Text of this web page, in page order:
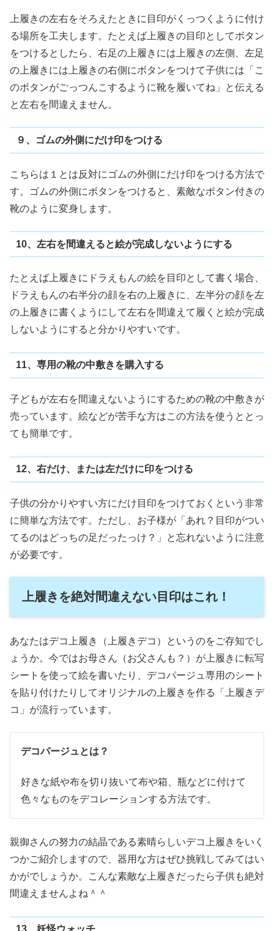
上履きの左右をそろえたときに目印がくっつくように付け
る場所を工夫します。たとえば上履きの目印としてボタン
をつけるとしたら、右足の上履きには上履きの左側、左足
の上履きには上履きの右側にボタンをつけて子供には「こ
のボタンがごっつんこするように靴を履いてね」と伝える
と左右を間違えません。
９、ゴムの外側にだけ印をつける
こちらは１とは反対にゴムの外側にだけ印をつける方法で
す。ゴムの外側にボタンをつけると、素敵なボタン付きの
靴のように変身します。
10、左右を間違えると絵が完成しないようにする
たとえば上履きにドラえもんの絵を目印として書く場合、
ドラえもんの右半分の顔を右の上履きに、左半分の顔を左
の上履きに書くようにして左右を間違えて履くと絵が完成
しないようにすると分かりやすいです。
11、専用の靴の中敷きを購入する
子どもが左右を間違えないようにするための靴の中敷きが
売っています。絵などが苦手な方はこの方法を使うととっ
ても簡単です。
12、右だけ、または左だけに印をつける
子供の分かりやすい方にだけ目印をつけておくという非常
に簡単な方法です。ただし、お子様が「あれ？目印がつい
てるのはどっちの足だったっけ？」と忘れないように注意
が必要です。
上履きを絶対間違えない目印はこれ！
あなたはデコ上履き（上履きデコ）というのをご存知でし
ょうか。今ではお母さん（お父さんも？）が上履きに転写
シートを使って絵を書いたり、デコパージュ専用のシート
を貼り付けたりしてオリジナルの上履きを作る「上履きデ
コ」が流行っています。
デコパージュとは？
好きな紙や布を切り抜いて布や箱、瓶などに付けて
色々なものをデコレーションする方法です。
親御さんの努力の結晶である素晴らしいデコ上履きをいく
つかご紹介しますので、器用な方はぜひ挑戦してみてはい
かがでしょうか。こんな素敵な上履きだったら子供も絶対
間違えませんよね＾＾